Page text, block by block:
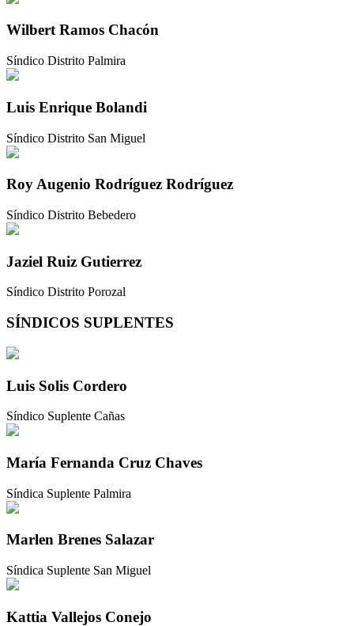
Wilbert Ramos Chacón
Síndico Distrito Palmira
Luis Enrique Bolandi
Síndico Distrito San Miguel
Roy Augenio Rodríguez Rodríguez
Síndico Distrito Bebedero
Jaziel Ruiz Gutierrez
Síndico Distrito Porozal
SÍNDICOS SUPLENTES
Luis Solis Cordero
Síndico Suplente Cañas
María Fernanda Cruz Chaves
Síndica Suplente Palmira
Marlen Brenes Salazar
Síndica Suplente San Miguel
Kattia Vallejos Conejo